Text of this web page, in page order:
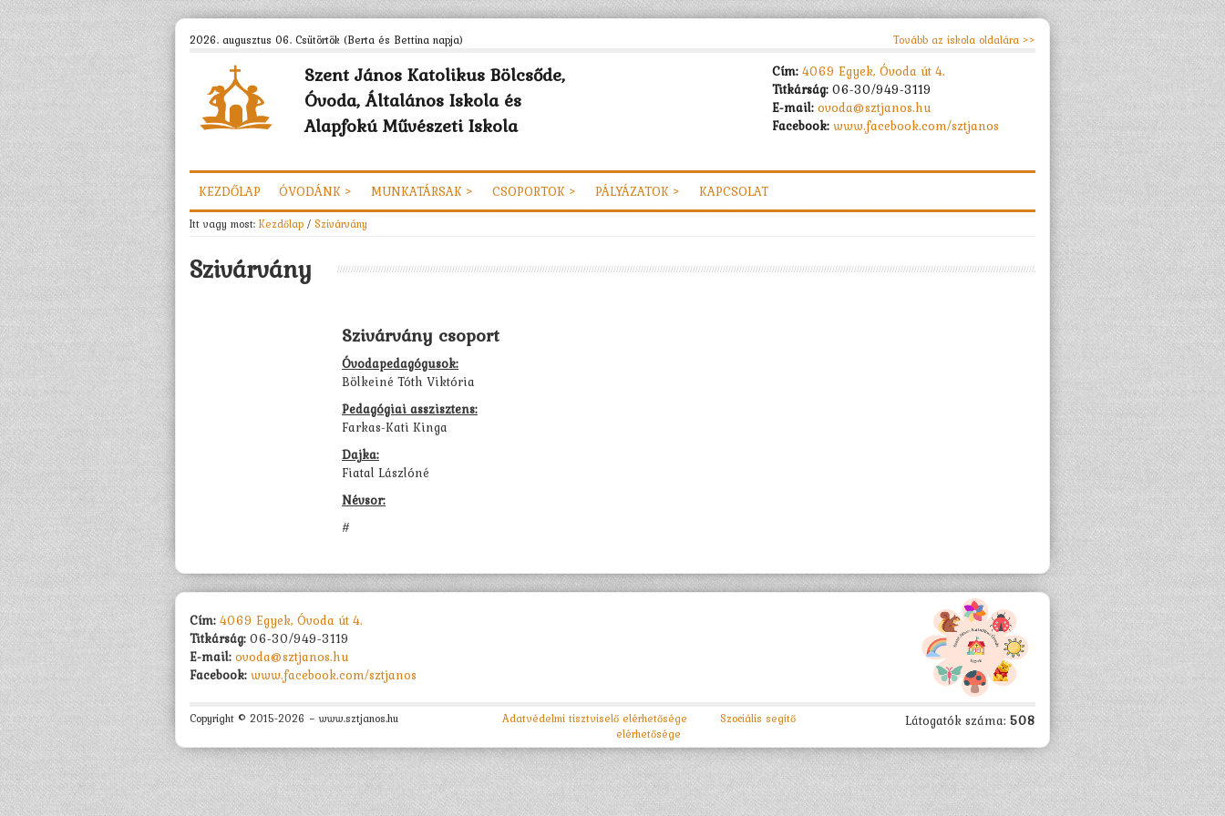
2026. augusztus 06. Csütörtök (Berta és Bettina napja) Tovább az iskola oldalára >>
Szent János Katolikus Bölcsőde,
Óvoda, Általános Iskola és
Alapfokú Művészeti Iskola
Cím: 4069 Egyek, Óvoda út 4.
Titkárság:06-30/949-3119
E-mail: ovoda@sztjanos.hu
Facebook: www.facebook.com/sztjanos
KEZDŐLAP ÓVODÁNK > MUNKATÁRSAK > CSOPORTOK > PÁLYÁZATOK > KAPCSOLAT
Itt vagy most: Kezdőlap / Szivárvány
Szivárvány
Szivárvány csoport
Óvodapedagógusok:
Bölkeiné Tóth Viktória
Pedagógiai asszisztens:
Farkas-Kati Kinga
Dajka:
Fiatal Lászlóné
Névsor:
#
Cím: 4069 Egyek, Óvoda út 4.
Titkárság: 06-30/949-3119
E-mail: ovoda@sztjanos.hu
Facebook: www.facebook.com/sztjanos
Copyright © 2015-2026 − www.sztjanos.hu Adatvédelmi tisztviselő elérhetősége
Szociális segítő
elérhetősége
Látogatók száma: 508